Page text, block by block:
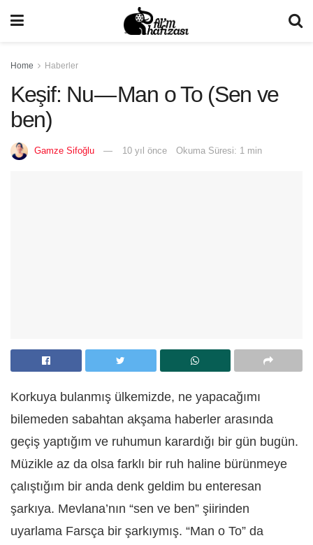
Home Haberler
Keşif: Nu — Man o To (Sen ve
ben)
Gamze Sifoğlu 10 yıl önce Okuma Süresi: 1 min
Korkuya bulanmış ülkemizde, ne yapacağımı
bilemeden sabahtan akşama haberler arasında
geçiş yaptığım ve ruhumun karardığı bir gün bugün.
Müzikle az da olsa farklı bir ruh haline bürünmeye
çalıştığım bir anda denk geldim bu enteresan
şarkıya. Mevlana’nın “sen ve ben” şiirinden
uyarlama Farsça bir şarkıymış. “Man o To” da